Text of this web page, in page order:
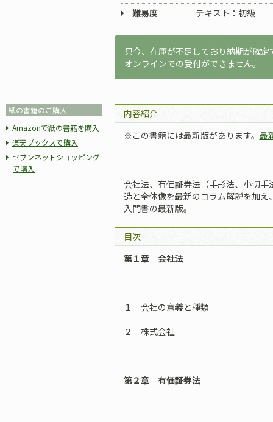
難易度
テキスト：初級
只今、在庫が不足しており納期が確定
オンラインでの受付ができません。
紙の書籍のご購入
Amazonで紙の書籍を購入
楽天ブックスで購入
セブンネットショッピング
で購入
内容紹介
※この書籍には最新版があります。 最
会社法、有価証券法（手形法、小切
造と全体像を最新のコラム解説を加
入門書の最新版。
目次
第１章 会社法
１ 会社の意義と種類
２ 株式会社
第２章 有価証券法